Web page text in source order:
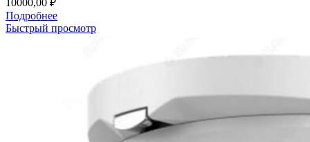
Подробнее
Быстрый просмотр